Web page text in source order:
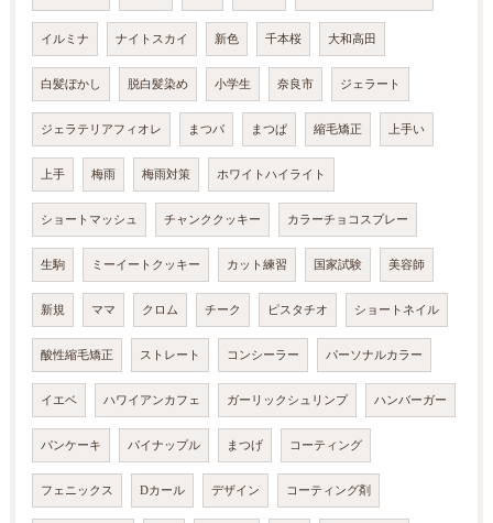
イルミナ ナイトスカイ 新色 千本桜 大和高田
白髪ぼかし 脱白髪染め 小学生 奈良市 ジェラート
ジェラテリアフィオレ まつパ まつぱ 縮毛矯正 上手い
上手 梅雨 梅雨対策 ホワイトハイライト
ショートマッシュ チャンククッキー カラーチョコスプレー
生駒 ミーイートクッキー カット練習 国家試験 美容師
新規 ママ クロム チーク ピスタチオ ショートネイル
酸性縮毛矯正 ストレート コンシーラー パーソナルカラー
イエベ ハワイアンカフェ ガーリックシュリンプ ハンバーガー
パンケーキ パイナップル まつげ コーティング
フェニックス Dカール デザイン コーティング剤